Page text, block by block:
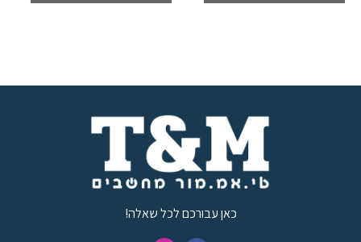
כאן עבורכם לכל שאלה!